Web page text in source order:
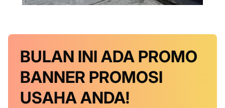
BULAN INI ADA PROMO
BANNER PROMOSI
USAHA ANDA!